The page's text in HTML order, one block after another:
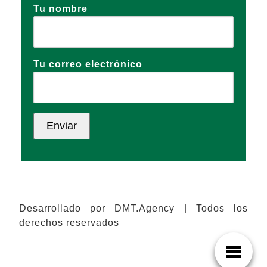
Tu nombre
Tu correo electrónico
Desarrollado por DMT.Agency | Todos los
derechos reservados